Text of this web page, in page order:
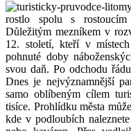
rostlo spolu s rostoucím
Důležitým mezníkem v
12. století, kteří v
pohnuté doby
svou daň. Po odchodu
Dnes je nejvýznamnější
samo oblíbeným cílem
tisíce. Prohlídku města
kde v podloubích